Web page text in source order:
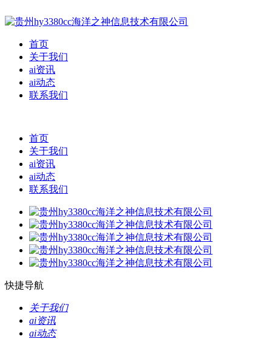
首页
关于我们
ai资讯
ai动态
联系我们
首页
关于我们
ai资讯
ai动态
联系我们
快捷导航
关于我们
ai资讯
ai动态